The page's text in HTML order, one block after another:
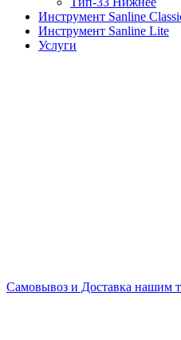
Инструмент Sanline
Инструмент Sanline Lite
Услуги
Самовывоз и Доставка нашим